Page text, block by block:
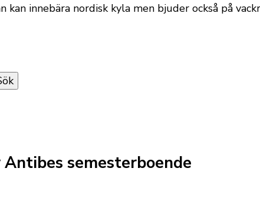
kan innebära nordisk kyla men bjuder också på
semesterboende